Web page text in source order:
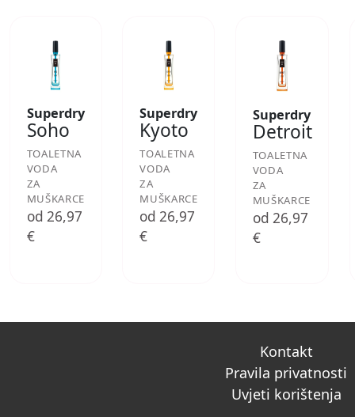
Superdry
Soho
TOALETNA
VODA
ZA
MUŠKARCE
od 26,97
€
Superdry
Kyoto
TOALETNA
VODA
ZA
MUŠKARCE
od 26,97
€
Superdry
Detroit
TOALETNA
VODA
ZA
MUŠKARCE
od 26,97
€
Kontakt
Pravila privatnosti
Uvjeti korištenja